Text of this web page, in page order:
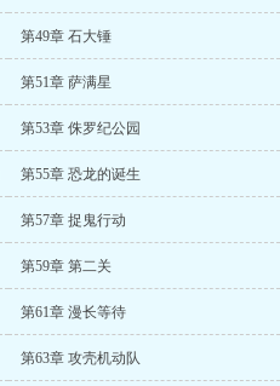
第49章 石大锤
第51章 萨满星
第53章 侏罗纪公园
第55章 恐龙的诞生
第57章 捉鬼行动
第59章 第二关
第61章 漫长等待
第63章 攻壳机动队